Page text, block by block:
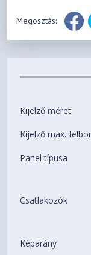
Megosztás:
Kijelző méret
Kijelző max.
Panel típusa
Csatlakozók
Képarány